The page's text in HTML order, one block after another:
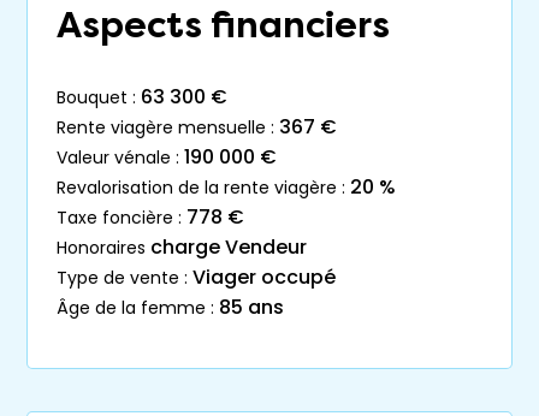
Aspects financiers
bouquet : 63 300 €
rente viagère mensuelle : 367 €
valeur vénale : 190 000 €
revalorisation de la rente viagère : 20 %
taxe foncière : 778 €
honoraires charge Vendeur
type de vente : Viager occupé
âge de la femme : 85 ans